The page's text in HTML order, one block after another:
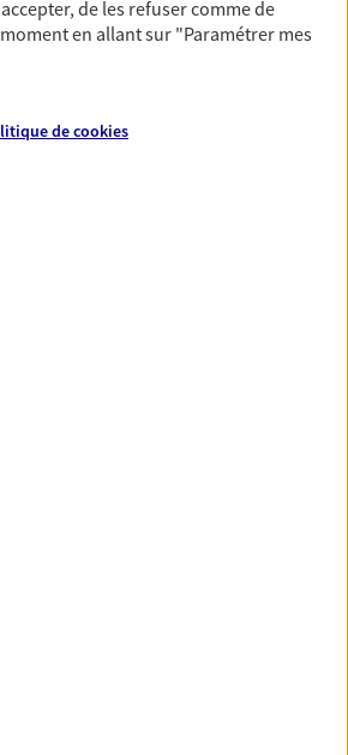
maladie en optant pour les
de les refuser comme de
en allant sur "Paramétrer mes
decookies